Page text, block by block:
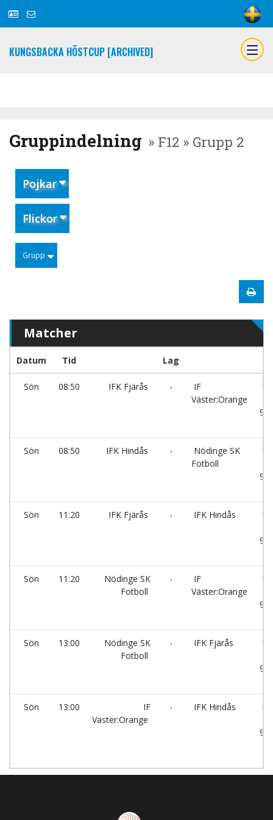
KUNGSBACKA HÖSTCUP [ARCHIVED]
Gruppindelning » F12 » Grupp 2
Pojkar
Flickor
Grupp
Matcher
Datum Tid Lag
Sön 08:50 IFK Fjärås -
IF
Väster:Orange
Sön 08:50 IFK Hindås -
Nödinge SK
Fotboll
Sön 11:20 IFK Fjärås - IFK Hindås
Sön 11:20
Nödinge SK
Fotboll
-
IF
Väster:Orange
Sön 13:00
Nödinge SK
Fotboll
- IFK Fjärås
Sön 13:00
IF
Väster:Orange
- IFK Hindås